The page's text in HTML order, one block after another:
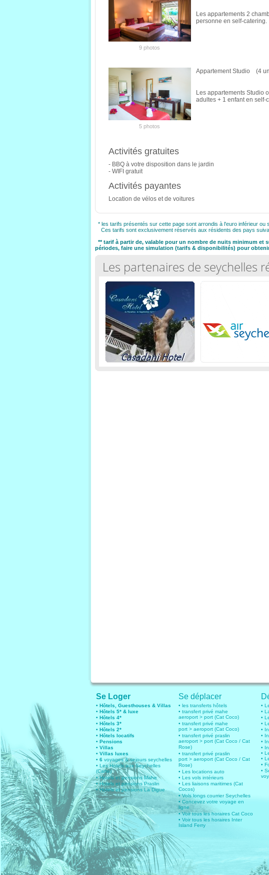
9 photos
Les appartements 2
personne en self-catering.
5 photos
Appartement Studio (4
Les appartements Studio
adultes + 1 enfant en self-
Activités gratuites
- BBQ à votre disposition dans le jardin
- WIFI gratuit
Activités payantes
Location de vélos et de voitures
* les tarifs présentés sur cette page sont arrondis à l'euro inférieur ou
Ces tarifs sont exclusivement réservés aux résidents des pays
** tarif à partir de, valable pour un nombre de nuits minimum et
périodes, faire une simulation (tarifs & disponibilités) pour
Les partenaires de seychelles
Se Loger
• Hôtels, Guesthouses & Villas
• Hôtels 5* & luxe
• Hôtels 4*
• Hôtels 3*
• Hôtels 2*
• Hôtels locatifs
• Pensions
• Villas
• Villas luxes
• 6 voyages & sejours seychelles
• Les Hotels aux Seychelles
(Carte)
• Hotels et pensions Mahe
• Hotels et pensions Praslin
• Hotels et pensions La Digue
Se déplacer
• les transferts hôtels
• transfert privé mahe
aeroport > port (Cat Coco)
• transfert privé mahe
port > aeroport (Cat Coco)
• transfert privé praslin
aeroport > port (Cat Coco / Cat
Rose)
• transfert privé praslin
port > aeroport (Cat Coco / Cat
Rose)
• Les locations auto
• Les vols intérieurs
• Les liaisons maritimes (Cat
Cocos)
• Vols longs courrier Seychelles
• Concevez votre voyage en
ligne
• Voir tous les horaires Cat Coco
• Voir tous les horaires Inter
Island Ferry
•
•
•
•
•
•
•
•
•
•
•
•